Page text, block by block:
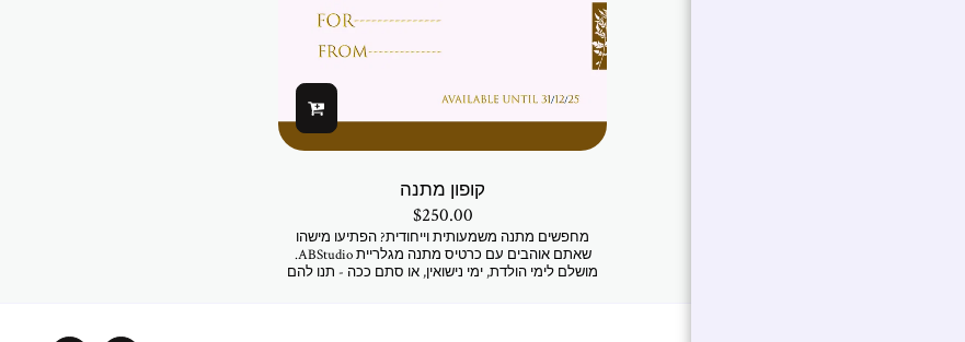
קופון מתנה
$250.00
מחפשים מתנה משמעותית וייחודית? הפתיעו מישהו
שאתם אוהבים עם כרטיס מתנה מגלריית ABStudio.
מושלם לימי הולדת, ימי נישואין, או סתם ככה - תנו להם